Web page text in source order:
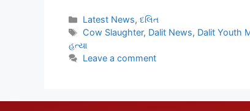
Latest News,દલિત
Cow Slaughter, Dalit News, Dalit Youth
હત્યા
Leave a comment